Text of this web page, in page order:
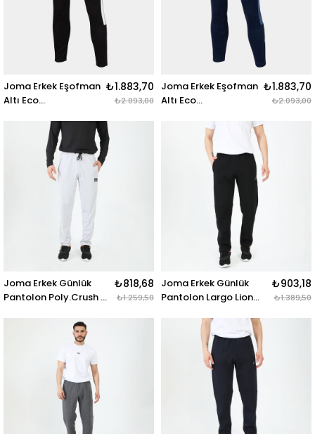
Joma Erkek Eşofman
Altı Eco
Pants 102752.102
ECO CHAMPIONSHIP
LONG PANTS BLACK
₺1.883,70
₺2.093,00
Joma Erkek Eşofman
Altı Eco
Pants 102752.377
ECO CHAMPIONSHIP
LONG PANTS NAVY
₺1.883,70
₺2.093,00
Joma Erkek Günlük
Pantolon Poly.Crush M
₺818,68
₺1.259,50
Joma Erkek Günlük
Pantolon Largo Lion
LARGO LION
₺903,18
₺1.389,50